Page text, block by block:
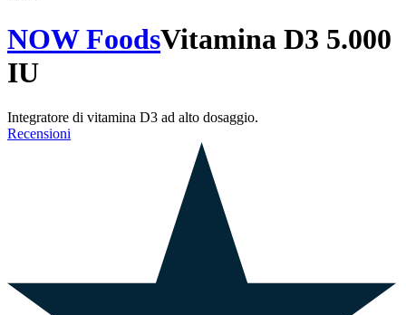
NOW FoodsVitamina D3 5.000
IU
Integratore di vitamina D3 ad alto dosaggio.
Recensioni